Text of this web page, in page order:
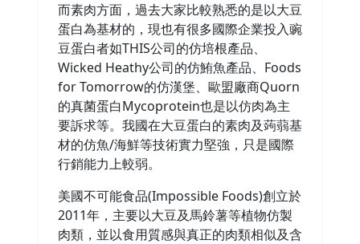
而素肉方面，過去大家比較熟悉的是以大豆
蛋白為基材的，現也有很多國際企業投入豌
豆蛋白者如THIS公司的仿培根產品、
Wicked Heathy公司的仿鮪魚產品、Foods
for Tomorrow的仿漢堡、歐盟廠商Quorn
的真菌蛋白Mycoprotein也是以仿肉為主
要訴求等。我國在大豆蛋白的素肉及蒟蒻基
材的仿魚/海鮮等技術實力堅強，只是國際
行銷能力上較弱。
美國不可能食品(Impossible Foods)創立於
2011年，主要以大豆及馬鈴薯等植物仿製
肉類，並以食用質感與真正的肉類相似及含